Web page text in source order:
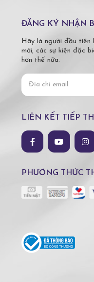
ĐĂNG KÝ NHẬN
Hãy là người đầu tiên
mới, các sự kiện đặc
hơn thế nữa.
LIÊN KẾT TIẾP THỊ
PHƯƠNG THỨC